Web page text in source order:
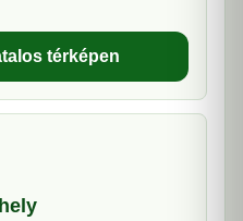
térképen